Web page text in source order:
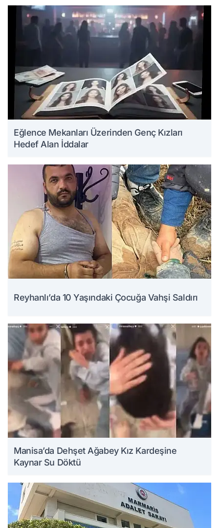
Eğlence Mekanları Üzerinden Genç Kızları
Hedef Alan İddalar
Reyhanlı’da 10 Yaşındaki Çocuğa Vahşi Saldırı
Manisa’da Dehşet Ağabey Kız Kardeşine
Kaynar Su Döktü